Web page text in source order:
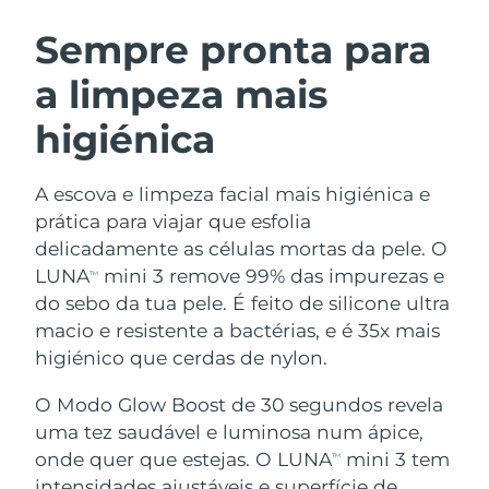
Sempre pronta para
a limpeza mais
higiénica
A escova e limpeza facial mais higiénica e
prática para viajar que esfolia
delicadamente as células mortas da pele. O
LUNATM
mini 3 remove 99% das impurezas e
do sebo da tua pele. É feito de silicone ultra
macio e resistente a bactérias, e é 35x mais
higiénico que cerdas de nylon.
O Modo Glow Boost de 30 segundos revela
uma tez saudável e luminosa num ápice,
onde quer que estejas. O LUNATM
mini 3 tem
Limpeza facial
Anti-aging massage
LUNA™ 4 Plus
Massage, LED heating
For men, anti-aging massage
Microcurrent toning
BEAR™ 2 go
Microcurrent toning on-the-go
Microcurrent line smoothing device
Hidratação
UFO™ 3 kit
Deep facial hydration
UFO™ 3 LED
Near-infrared and red light therapy
device
Cuidado oral
issa™ 4
Hybrid silicone sonic toothbrush
issa™ 4 plus
Smart hybrid silicone sonic toothbrush
TRATAMENTO ANTIENVELHECIMENTO
FAQ™
Antienvelhecimento Tratamentos LED
NEW
Áustria Entrega prevista
Barein Entrega prevista
Bélgica
Bermudas Entrega prevista17/08/2026
Bósnia e
Herzegovina
Entrega prevista14/08/2026
Brunei Entrega prevista16/08/2026
Bulgária Entrega prevista
Canadá Entrega prevista15/08/2026
Chile Entrega prevista15/08/2026